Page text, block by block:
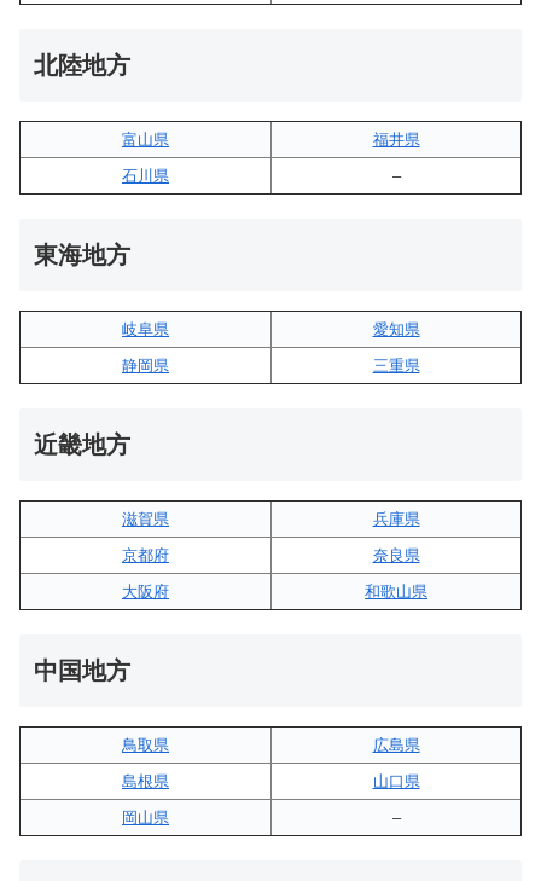
北陸地方
富山県
福井県
石川県
–
東海地方
岐阜県
愛知県
静岡県
三重県
近畿地方
滋賀県
兵庫県
京都府
奈良県
大阪府
和歌山県
中国地方
鳥取県
広島県
島根県
山口県
岡山県
–